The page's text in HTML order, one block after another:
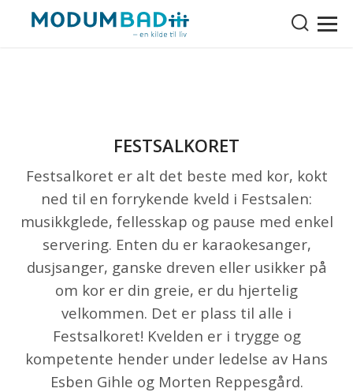
FESTSALKORET
Festsalkoret er alt det beste med kor, kokt
ned til en forrykende kveld i Festsalen:
musikkglede, fellesskap og pause med enkel
servering. Enten du er karaokesanger,
dusjsanger, ganske dreven eller usikker på
om kor er din greie, er du hjertelig
velkommen. Det er plass til alle i
Festsalkoret! Kvelden er i trygge og
kompetente hender under ledelse av Hans
Esben Gihle og Morten Reppesgård.